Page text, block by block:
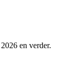
en verder.